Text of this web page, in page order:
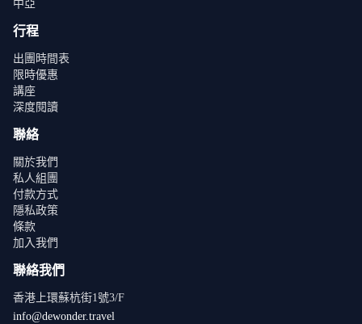
中亞
行程
出團時間表
限時優惠
講座
深度閱讀
聯絡
關於我們
私人組團
付款方式
隱私政策
條款
加入我們
聯絡我們
香港上環蘇杭街1號3/F
info@dewonder.travel